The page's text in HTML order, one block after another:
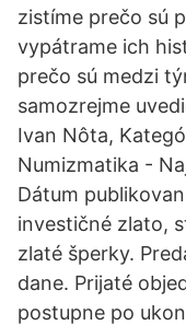
zistíme prečo sú
vypátrame ich
prečo sú medzi
samozrejme
Ivan Nôta,
Numizmatika -
Dátum
investičné zlato,
zlaté šperky.
dane. Prijaté
postupne po